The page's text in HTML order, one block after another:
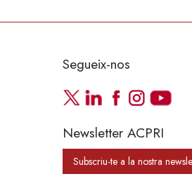
Segueix-nos
Newsletter ACPRI
Subscriu-te a la nostra